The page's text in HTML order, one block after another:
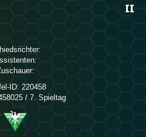
II
ID: 220458
/ 7. Spieltag